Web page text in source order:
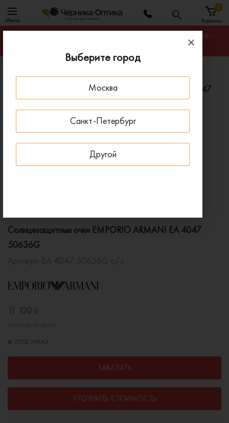
Выберите город
Москва
Санкт-Петербург
Другой
Меню Корзина
0
Гарантируем лучшую цену на любую оправу в Санкт-
Главная
Солнцезащитные очки
Солнцезащитные очки EMPORIO ARMANI EA 4047
Солнцезащитные очки EMPORIO ARMANI EA 4047
50636G
ПОД ЗАКАЗ
ЗАКАЗАТЬ
УТОЧНИТЬ СТОИМОСТЬ